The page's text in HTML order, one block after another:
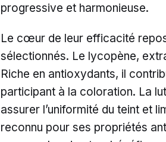
progressive et harmonieuse.
Le cœur de leur efficacité
sélectionnés. Le lycopène,
Riche en antioxydants, il
participant à la coloration. La
assurer l’uniformité du teint et
reconnu pour ses propriétés